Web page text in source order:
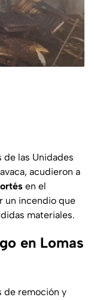
de las Unidades
acudieron a
en el
un incendio que
materiales.
en Lomas
de remoción y